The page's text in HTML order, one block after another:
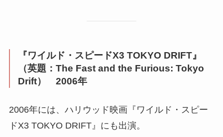
『ワイルド・スピードX3 TOKYO DRIFT』
（英題：The Fast and the Furious: Tokyo
Drift） 2006年
2006年には、ハリウッド映画『ワイルド・スピー
ドX3 TOKYO DRIFT』にも出演。